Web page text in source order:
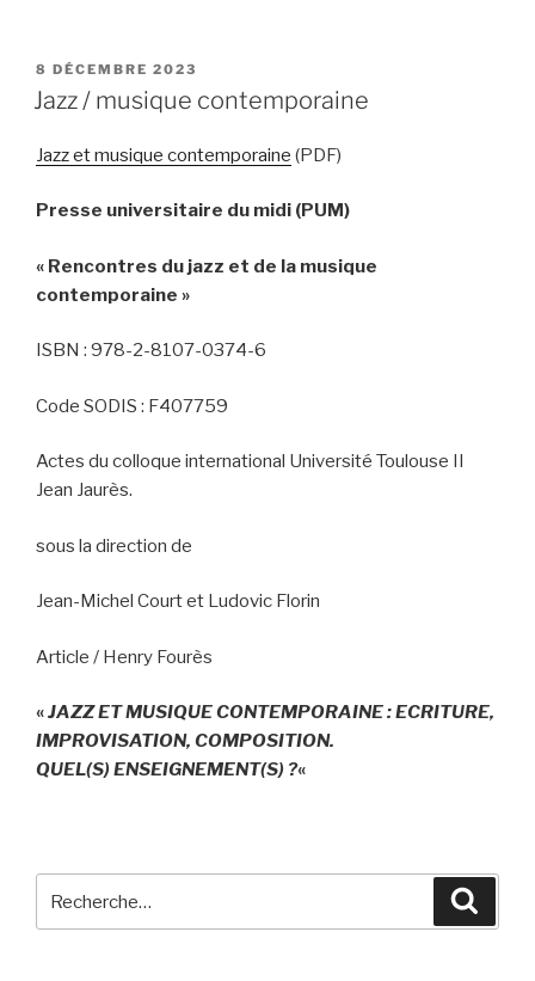
PUBLIÉ
LE
8 DÉCEMBRE 2023
Jazz / musique contemporaine
Jazz et musique contemporaine (PDF)
Presse universitaire du midi (PUM)
« Rencontres du jazz et de la musique
contemporaine »
ISBN : 978-2-8107-0374-6
Code SODIS : F407759
Actes du colloque international Université Toulouse II
Jean Jaurès.
sous la direction de
Jean-Michel Court et Ludovic Florin
Article / Henry Fourès
«JAZZ ET MUSIQUE CONTEMPORAINE: ECRITURE,
IMPROVISATION, COMPOSITION.
QUEL(S) ENSEIGNEMENT(S) ?«
pour